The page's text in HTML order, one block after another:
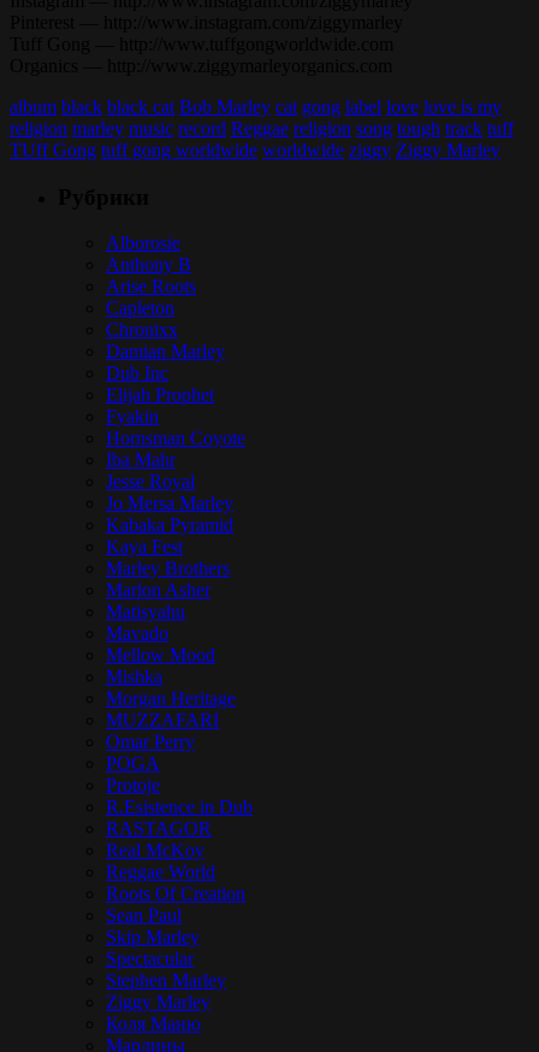
album black black cat Bob Marley cat gong label love love is my
religion marley music record Reggae religion song tough track tuff
TUff Gong tuff gong worldwide worldwide ziggy Ziggy Marley
Alborosie
Anthony B
Arise Roots
Capleton
Chronixx
Damian Marley
Dub Inc
Elijah Prophet
Fyakin
Hornsman Coyote
Iba Mahr
Jesse Royal
Jo Mersa Marley
Kabaka Pyramid
Kaya Fest
Marley Brothers
Marlon Asher
Matisyahu
Mavado
Mellow Mood
Mishka
Morgan Heritage
MUZZAFARI
Omar Perry
POGA
Protoje
R.Esistence in Dub
RASTAGOR
Real McKoy
Reggae World
Roots Of Creation
Sean Paul
Skip Marley
Spectacular
Stephen Marley
Ziggy Marley
Коля Маню
Марлины